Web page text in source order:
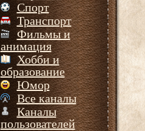
Спорт
Транспорт
Фильмы и
анимация
Хобби и
образование
Юмор
Все каналы
Каналы
пользователей